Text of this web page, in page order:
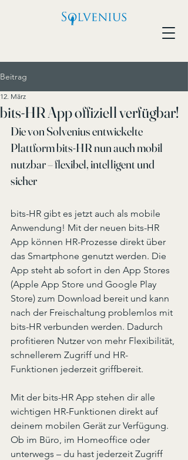
Beitrag
bits-HR App offiziell verfügbar!
12. März
Die von Solvenius entwickelte
Plattform bits-HR nun auch mobil
nutzbar – flexibel, intelligent und
sicher
bits-HR gibt es jetzt auch als mobile
Anwendung! Mit der neuen bits-HR
App können HR-Prozesse direkt über
das Smartphone genutzt werden. Die
App steht ab sofort in den App Stores
(Apple App Store und Google Play
Store) zum Download bereit und kann
nach der Freischaltung problemlos mit
bits-HR verbunden werden. Dadurch
profitieren Nutzer von mehr Flexibilität,
schnellerem Zugriff und HR-
Funktionen jederzeit griffbereit.
Mit der bits-HR App stehen dir alle
wichtigen HR-Funktionen direkt auf
deinem mobilen Gerät zur Verfügung.
Ob im Büro, im Homeoffice oder
unterwegs – du hast jederzeit Zugriff